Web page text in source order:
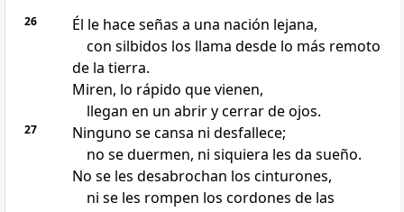
26
Él le hace señas a una nación lejana,
con silbidos los llama desde lo más remoto
de la tierra.
Miren, lo rápido que vienen,
llegan en un abrir y cerrar de ojos.
27
Ninguno se cansa ni desfallece;
no se duermen, ni siquiera les da sueño.
No se les desabrochan los cinturones,
ni se les rompen los cordones de las